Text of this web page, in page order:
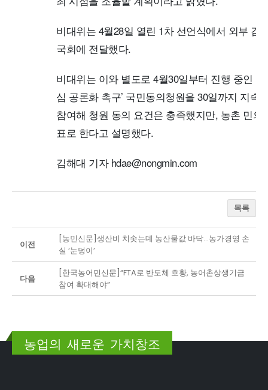
비대위는 4월28일 열린 1차 선언식에서 외부 감
국회에 전달했다.
비대위는 이와 별도로 4월30일부터 진행 중인 ‘
심 공론화 촉구’ 국민동의청원을 30일까지 지속
참여해 청원 동의 요건은 충족했지만, 농촌 민
표로 한다고 설명했다.
김해대 기자 hdae@nongmin.com
목록
이전
[농민신문]생산비 치솟는데 농산물값 바닥…농가경영 손
실 ‘눈덩이’
다음
[한국농어민신문]“FTA로 반도체 호황, 농어촌상생기금
참여 확대해야”
농업의 새로운 가치창조